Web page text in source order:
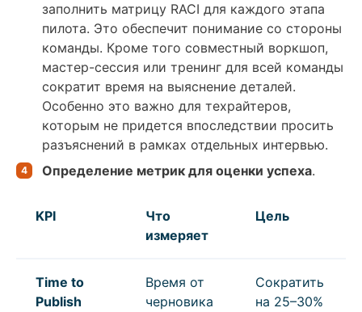
заполнить матрицу RACI для каждого этапа
пилота. Это обеспечит понимание со стороны
команды. Кроме того совместный воркшоп,
мастер-сессия или тренинг для всей команды
сократит время на выяснение деталей.
Особенно это важно для техрайтеров,
которым не придется впоследствии просить
разъяснений в рамках отдельных интервью.
Определение метрик для оценки успеха.
KPI
Что
измеряет
Цель
Time to
Publish
Время от
черновика
Сократить
на 25–30%